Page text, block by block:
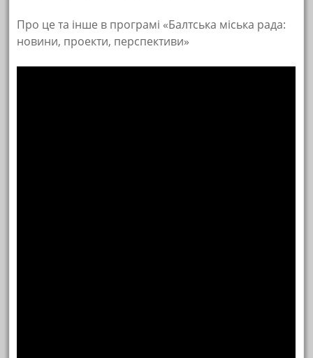
Про це та інше в програмі «Балтська міська рада:
новини, проекти, перспективи»